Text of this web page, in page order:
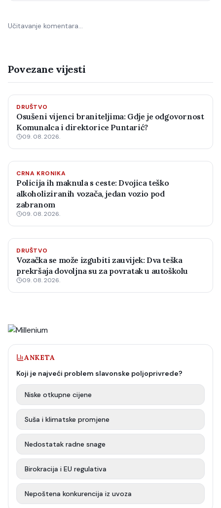
Učitavanje komentara…
Povezane vijesti
DRUŠTVO
Osušeni vijenci braniteljima: Gdje je odgovornost
Komunalca i direktorice Puntarić?
09. 08. 2026.
CRNA KRONIKA
Policija ih maknula s ceste: Dvojica teško
alkoholiziranih vozača, jedan vozio pod
zabranom
09. 08. 2026.
DRUŠTVO
Vozačka se može izgubiti zauvijek: Dva teška
prekršaja dovoljna su za povratak u autoškolu
09. 08. 2026.
ANKETA
Koji je najveći problem slavonske poljoprivrede?
Niske otkupne cijene
Suša i klimatske promjene
Nedostatak radne snage
Birokracija i EU regulativa
Nepoštena konkurencija iz uvoza